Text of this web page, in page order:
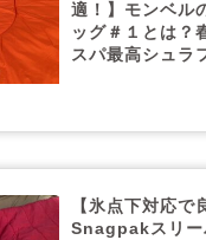
適！】モンベル
ッグ＃１とは？
スパ最高シュラ
【氷点下対応で
Snagpakスリー